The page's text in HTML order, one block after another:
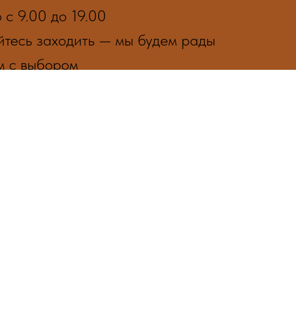
с 9.00 до 19.00
заходить — мы будем рады
с выбором